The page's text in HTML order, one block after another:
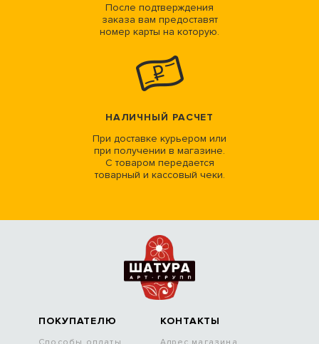
После подтверждения
заказа вам предоставят
номер карты на которую.
НАЛИЧНЫЙ РАСЧЕТ
При доставке курьером или
при получении в магазине.
С товаром передается
товарный и кассовый чеки.
ПОКУПАТЕЛЮ КОНТАКТЫ